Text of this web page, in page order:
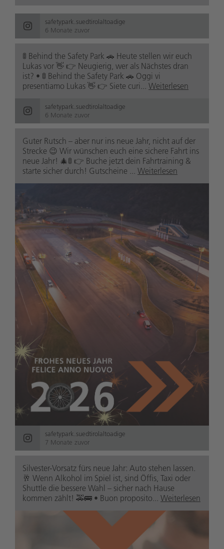
safetypark.suedtirolaltoadige
6 Monate zuvor
🚦 Behind the Safety Park 🚗 Heute stellen wir euch
Lukas vor 👋 👉 Neugierig, wer als Nächstes dran
ist? • 🚦 Behind the Safety Park 🚗 Oggi vi
presentiamo Lukas 👋 👉 Siete curi... Weiterlesen
safetypark.suedtirolaltoadige
6 Monate zuvor
Guter Rutsch – aber nur ins neue Jahr, nicht auf der
Strecke 😉 Wir wünschen euch eine sichere Fahrt ins
neue Jahr! 🎄🚦 👉 Buche jetzt dein Fahrtraining &
starte sicher durch! Gutscheine ... Weiterlesen
safetypark.suedtirolaltoadige
7 Monate zuvor
Silvester-Vorsatz fürs neue Jahr: Auto stehen lassen.
🥂 Wenn Alkohol im Spiel ist, sind Öffis, Taxi oder
Shuttle die bessere Wahl – sicher nach Hause
kommen zählt! 🚕🚌 • Buon proposito... Weiterlesen